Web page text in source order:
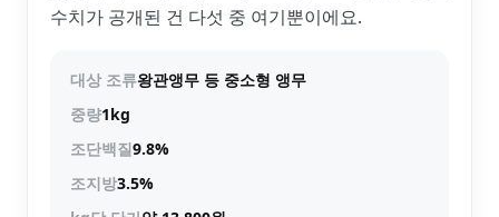
수치가 공개된 건 다섯 중 여기뿐이에요.
대상 조류왕관앵무 등 중소형 앵무
중량1kg
조단백질9.8%
조지방3.5%